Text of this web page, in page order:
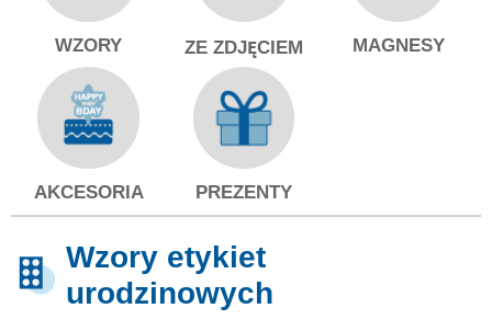
WZORY ZE ZDJĘCIEM MAGNESY
AKCESORIA PREZENTY
Wzory etykiet
urodzinowych